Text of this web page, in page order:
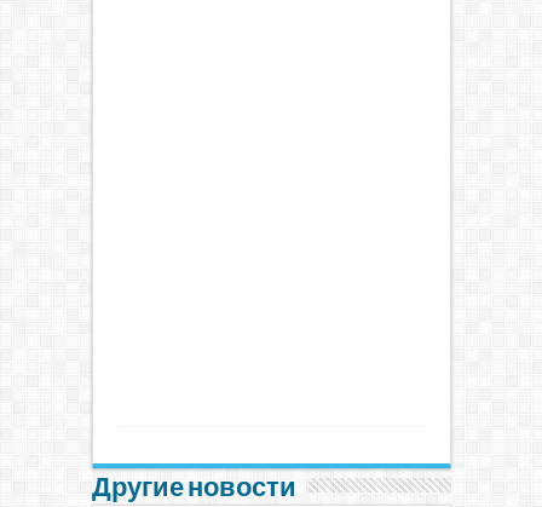
Другие новости